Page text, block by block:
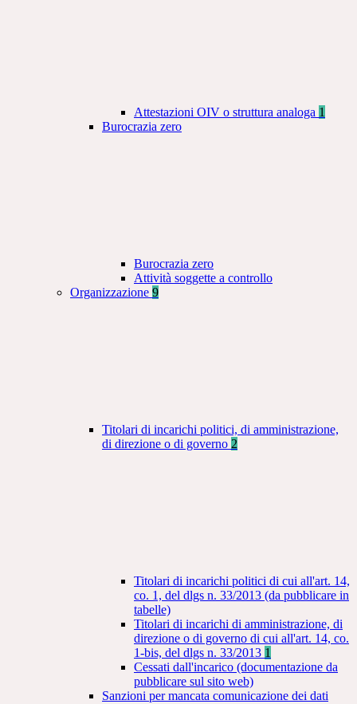
Attestazioni OIV o struttura analoga 1
Burocrazia zero
Burocrazia zero
Attività soggette a controllo
Organizzazione 9
Titolari di incarichi politici, di amministrazione,
di direzione o di governo 2
Titolari di incarichi politici di cui all'art. 14,
co. 1, del dlgs n. 33/2013 (da pubblicare in
tabelle)
Titolari di incarichi di amministrazione, di
direzione o di governo di cui all'art. 14, co.
1-bis, del dlgs n. 33/2013 1
Cessati dall'incarico (documentazione da
pubblicare sul sito web)
Sanzioni per mancata comunicazione dei dati